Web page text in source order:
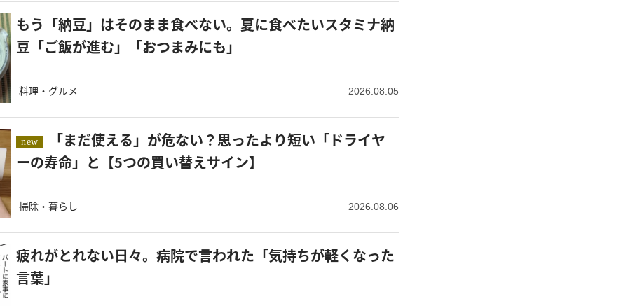
もう「納豆」はそのまま食べない。夏に食べたいスタミナ納
豆「ご飯が進む」「おつまみにも」
料理・グルメ 2026.08.05
new
ーの寿命」と【5つの買い替えサイン】
掃除・暮らし 2026.08.06
疲れがとれない日々。病院で言われた「気持ちが軽くなった
言葉」